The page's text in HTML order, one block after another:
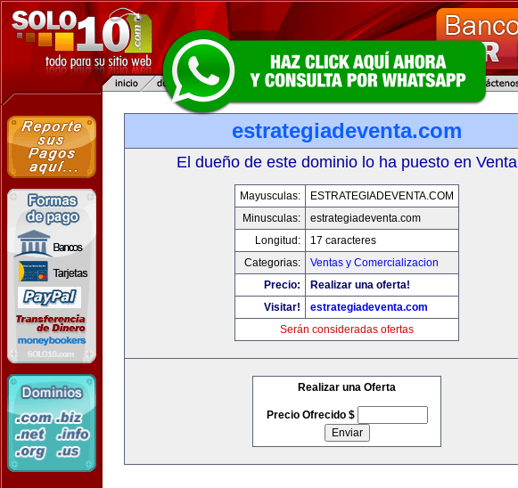
estrategiadeventa.com
El dueño de este dominio lo ha puesto en Venta
Mayusculas:
ESTRATEGIADEVENTA.COM
Minusculas:
estrategiadeventa.com
Longitud:
17 caracteres
Categorias:
Ventas y Comercializacion
Precio:
Realizar una oferta!
Visitar!
estrategiadeventa.com
Serán consideradas ofertas
Realizar una Oferta
Precio Ofrecido $